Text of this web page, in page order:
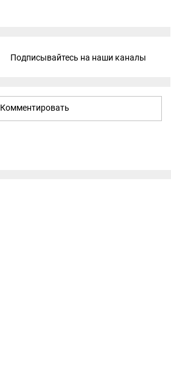
Подписывайтесь на наши каналы
Комментировать